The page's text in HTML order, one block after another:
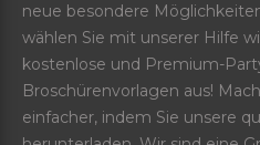
neue besondere
wählen Sie mit unserer Hilfe
kostenlose und Premium-
Broschürenvorlagen aus!
einfacher, indem Sie unsere